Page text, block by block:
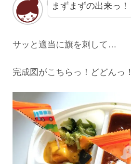
まずまずの出来っ！
サッと適当に旗を刺して…
完成図がこちらっ！どどんっ！